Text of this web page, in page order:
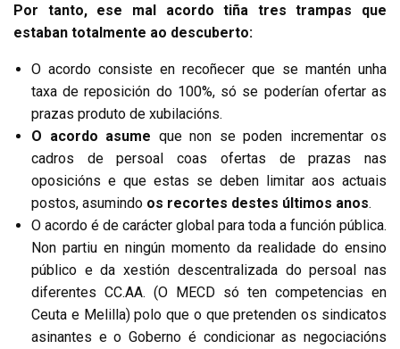
Por tanto, ese mal acordo tiña tres trampas que
estaban totalmente ao descuberto:
O acordo consiste en recoñecer que se mantén unha
taxa de reposición do 100%, só se poderían ofertar as
prazas produto de xubilacións.
O acordo asume que non se poden incrementar os
cadros de persoal coas ofertas de prazas nas
oposicións e que estas se deben limitar aos actuais
postos, asumindo os recortes destes últimos anos.
O acordo é de carácter global para toda a función pública.
Non partiu en ningún momento da realidade do ensino
público e da xestión descentralizada do persoal nas
diferentes CC.AA. (O MECD só ten competencias en
Ceuta e Melilla) polo que o que pretenden os sindicatos
asinantes e o Goberno é condicionar as negociacións